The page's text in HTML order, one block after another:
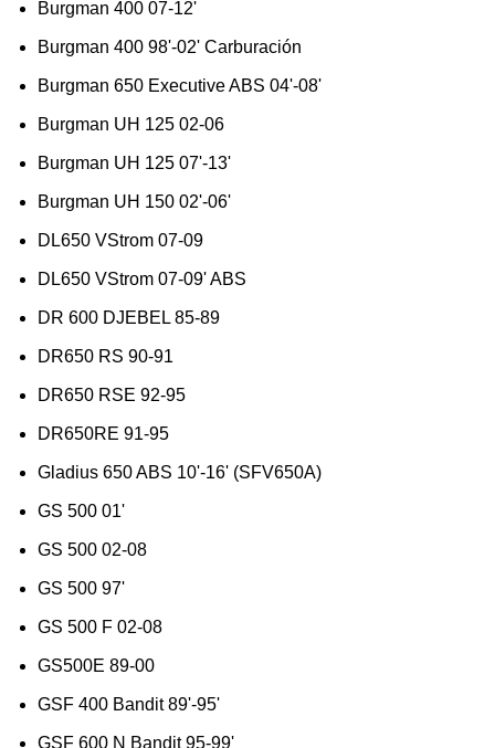
Burgman 400 07-12'
Burgman 400 98'-02' Carburación
Burgman 650 Executive ABS 04'-08'
Burgman UH 125 02-06
Burgman UH 125 07'-13'
Burgman UH 150 02'-06'
DL650 VStrom 07-09
DL650 VStrom 07-09' ABS
DR 600 DJEBEL 85-89
DR650 RS 90-91
DR650 RSE 92-95
DR650RE 91-95
Gladius 650 ABS 10'-16' (SFV650A)
GS 500 01'
GS 500 02-08
GS 500 97'
GS 500 F 02-08
GS500E 89-00
GSF 400 Bandit 89'-95'
GSF 600 N Bandit 95-99'